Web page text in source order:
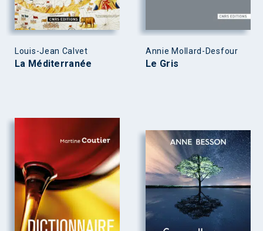
Louis-Jean Calvet
La Méditerranée
Annie Mollard-Desfour
Le Gris